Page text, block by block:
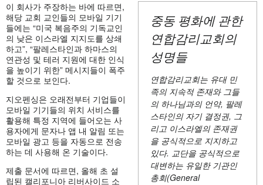
중동 평화에 관한
연합감리교회의
성명들
연합감리교회는 유대 민
족의 지속적 존재와 그들
의 하나님과의 언약, 팔레
스타인의 자기 결정권, 그
리고 이스라엘의 존재권
을 공식적으로 지지하고
있다. 교단을 공식적으로
대변하는 유일한 기관인
총회(General
이 회사가 주장하는 바에 따르면,
해당 교회 교인들의 모바일 기기
들에는 “미국 복음주의 기독교인
의 낮은 이스라엘 지지도를 상쇄
하고”, “팔레스타인과 하마스의
연관성 및 테러 지원에 대한 인식
을 높이기 위한” 메시지들이 폭주
할 것으로 보인다.
지오펜싱은 오래전부터 기업들이
모바일 기기들의 위치 서비스를
활용해 특정 지역에 들어오는 사
용자에게 문자나 앱 내 알림 또는
모바일 광고 등을 자동으로 전송
하는 데 사용해 온 기술이다.
제출 문서에 따르면, 올해 초 설
립된 캘리포니아 리버사이드 소